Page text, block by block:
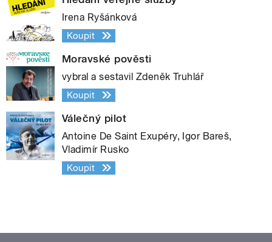
Irena Ryšánková
Koupit
Moravské pověsti
vybral a sestavil Zdeněk Truhlář
Koupit
Válečný pilot
Antoine De Saint Exupéry, Igor Bareš,
Vladimír Rusko
Koupit